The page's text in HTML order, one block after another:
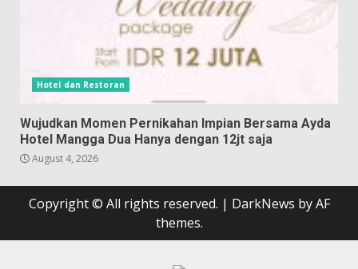
Hotel dan Restoran
Wujudkan Momen Pernikahan Impian Bersama Ayda
Hotel Mangga Dua Hanya dengan 12jt saja
August 4, 2026
Copyright © All rights reserved. | DarkNews by AF
themes.